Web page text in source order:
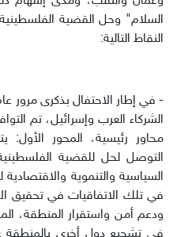
السلام" وحل القضية
النقاط التالية:
- في إطار الاحتفال بذكرى مرور
محاور رئيسية، المحور الأول:
التوصل لحل للقضية
السياسية والتنموية والاقتصادية
في تلك الاتفاقيات في تحقيق
ودعم أمن واستقرار المنطقة،